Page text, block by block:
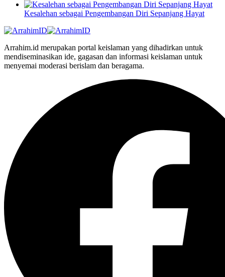
Kesalehan sebagai Pengembangan Diri Sepanjang Hayat
Arrahim.id merupakan portal keislaman yang dihadirkan untuk
mendiseminasikan ide, gagasan dan informasi keislaman untuk
menyemai moderasi berislam dan beragama.